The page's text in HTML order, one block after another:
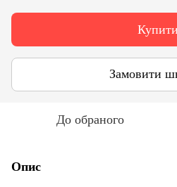
Купити
Замовити
До обраного
Опис